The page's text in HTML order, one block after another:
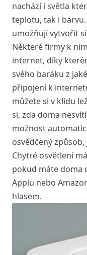
nachází i světla
teplotu, tak i
umožňují vytvořit
Některé firmy k
internet, díky
svého baráku z
připojení k
můžete si v klidu
si, zda doma
možnost
osvědčený
Chytré osvětlení
pokud máte doma
Applu nebo
hlasem.